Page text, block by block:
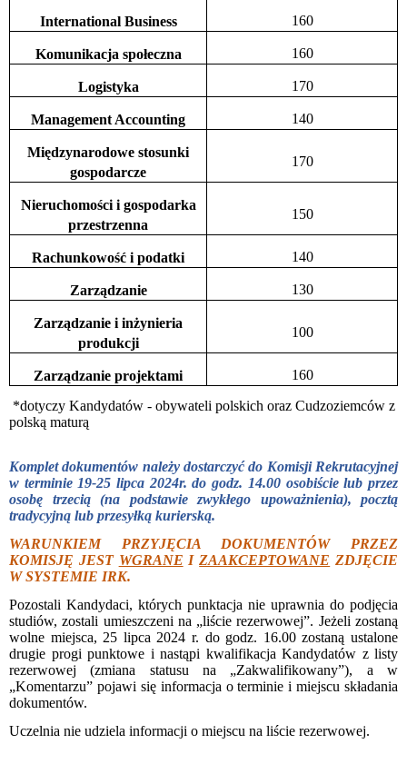
International Business 160
Komunikacja społeczna 160
Logistyka 170
Management Accounting 140
Międzynarodowe stosunki
gospodarcze
170
Nieruchomości i gospodarka
przestrzenna
150
Rachunkowość i podatki 140
Zarządzanie 130
Zarządzanie i inżynieria
produkcji
100
Zarządzanie projektami
160
*dotyczy Kandydatów - obywateli polskich oraz Cudzoziemców z
polską maturą
Komplet dokumentów należy dostarczyć do Komisji Rekrutacyjnej
w terminie 19-25 lipca 2024r. do godz. 14.00 osobiście lub przez
osobę trzecią (na podstawie zwykłego upoważnienia), pocztą
tradycyjną lub przesyłką kurierską.
WARUNKIEM PRZYJĘCIA DOKUMENTÓW PRZEZ
KOMISJĘ JEST WGRANE IZAAKCEPTOWANE ZDJĘCIE
W SYSTEMIE IRK.
Pozostali Kandydaci, których punktacja nie uprawnia do podjęcia
studiów, zostali umieszczeni na „liście rezerwowej”. Jeżeli zostaną
wolne miejsca, 25 lipca 2024 r. do godz. 16.00 zostaną ustalone
drugie progi punktowe i nastąpi kwalifikacja Kandydatów z listy
rezerwowej (zmiana statusu na „Zakwalifikowany”), a w
„Komentarzu” pojawi się informacja o terminie i miejscu składania
dokumentów.
Uczelnia nie udziela informacji o miejscu na liście rezerwowej.